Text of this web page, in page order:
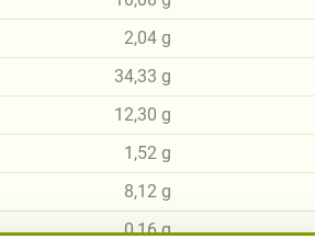
2,04 g
34,33 g
12,30 g
1,52 g
8,12 g
0,16g